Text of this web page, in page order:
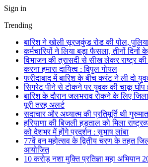
Sign in
Trending
बारिश ने खोली सूरजकुंड रोड की पोल,
कर्मचारियों ने लिया बड़ा फैसला, तीनों दिनों
विभाजन की त्रासदी से सीख लेकर राष्ट्र
करना हमारा दायित्व : विपुल गोयल
फरीदाबाद में बारिश के बीच करंट ने ली दो
सिगरेट पीने से टोकने पर युवक की चाकू घोंप
बारिश के दौरान जलभराव रोकने के लिए जिला
पूरी तरह अलर्ट
सदाचार और अध्यात्म की प्रतिमूर्ति थी
हरियाणा की बिजली हड़ताल को मिला
को देशभर में होंगे प्रदर्शन : सुभाष लांबा
77वें वन महोत्सव के द्वितीय चरण के तहत
आयोजित
10 करोड़ नशा मुक्ति प्रतिज्ञा महा